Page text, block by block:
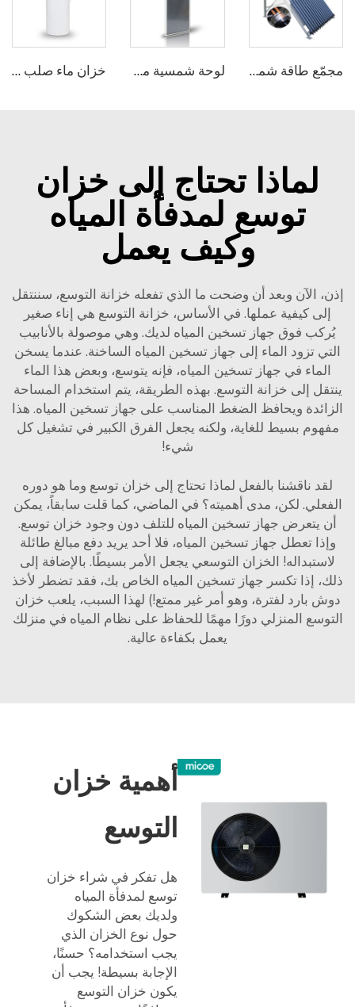
مجمّع طاقة شمسية من Micoe بنظام أنابيب شاغرة لتسخين المياه لوحة شمسية ميكو للجمع مع خزان ضغط منفصل سعة 316 لتر خزان ماء صلب من الفولاذ المقاوم للصدأ من Micoe
لماذا تحتاج إلى خزان
توسع لمدفأة المياه
وكيف يعمل
إذن، الآن وبعد أن وضحت ما الذي تفعله خزانة التوسع، سننتقل
إلى كيفية عملها. في الأساس، خزانة التوسع هي إناء صغير
يُركب فوق جهاز تسخين المياه لديك. وهي موصولة بالأنابيب
التي تزود الماء إلى جهاز تسخين المياه الساخنة. عندما يسخن
الماء في جهاز تسخين المياه، فإنه يتوسع، وبعض هذا الماء
ينتقل إلى خزانة التوسع. بهذه الطريقة، يتم استخدام المساحة
الزائدة ويحافظ الضغط المناسب على جهاز تسخين المياه. هذا
مفهوم بسيط للغاية، ولكنه يجعل الفرق الكبير في تشغيل كل
شيء!
لقد ناقشنا بالفعل لماذا تحتاج إلى خزان توسع وما هو دوره
الفعلي. لكن، مدى أهميته؟ في الماضي، كما قلت سابقاً، يمكن
أن يتعرض جهاز تسخين المياه للتلف دون وجود خزان توسع.
وإذا تعطل جهاز تسخين المياه، فلا أحد يريد دفع مبالغ طائلة
لاستبداله! الخزان التوسعي يجعل الأمر بسيطًا. بالإضافة إلى
ذلك، إذا تكسر جهاز تسخين المياه الخاص بك، فقد تضطر لأخذ
دوش بارد لفترة، وهو أمر غير ممتع!) لهذا السبب، يلعب خزان
التوسع المنزلي دورًا مهمًا للحفاظ على نظام المياه في منزلك
يعمل بكفاءة عالية.
أهمية خزان
التوسع
هل تفكر في شراء خزان
توسع لمدفأة المياه
ولديك بعض الشكوك
حول نوع الخزان الذي
يجب استخدامه؟ حسنًا،
الإجابة بسيطة! يجب أن
يكون خزان التوسع